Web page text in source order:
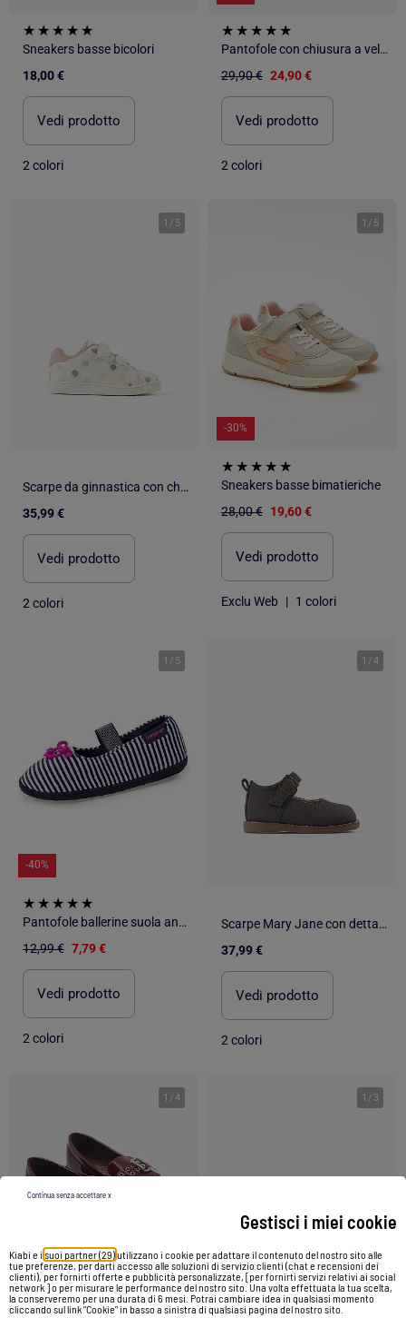
Gestisci i miei cookie
Kiabi e i suoi partner (29)utilizzano i cookie per adattare il contenuto del nostro sito alle
tue preferenze, per darti accesso alle soluzioni di servizio clienti (chat e recensioni dei
clienti), per fornirti offerte e pubblicità personalizzate, [per fornirti servizi relativi ai social
network ] o per misurare le performance del nostro sito. Una volta effettuata la tua scelta,
la conserveremo per una durata di 6 mesi. Potrai cambiare idea in qualsiasi momento
cliccando sul link "Cookie" in basso a sinistra di qualsiasi pagina del nostro sito.
Continua senza accettare x
Sneakers basse bicolori
18,00 €
Vedi prodotto
2 colori
Pantofole con chiusura a velcro
29,90 € 24,90 €
Vedi prodotto
2 colori
1 / 5
Scarpe da ginnastica con chiusura a strappo e motivo a pois
35,99 €
Vedi prodotto
2 colori
1 / 5
-30%
Sneakers basse bimatieriche
28,00 € 19,60 €
Vedi prodotto
Exclu Web | 1 colori
1 / 5
-40%
Pantofole ballerine suola antiscivolo bambina Isotoner
12,99 € 7,79 €
Vedi prodotto
2 colori
1 /4
Scarpe Mary Jane con dettagli traforati
37,99 €
Vedi prodotto
2 colori
1 /4
-14%
1 / 3